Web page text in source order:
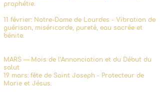
prophétie.
11 février: Notre-Dame de Lourdes - Vibration de
guérison, miséricorde, pureté, eau sacrée et
bénite.
MARS — Mois de l’Annonciation et du Début du
salut
19 mars: fête de Saint Joseph - Protecteur de
Marie et Jésus.